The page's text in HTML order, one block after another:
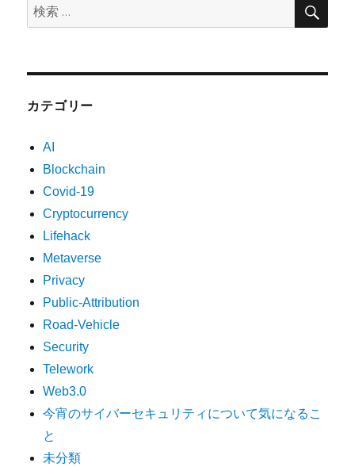
検
索:
カテゴリー
AI
Blockchain
Covid-19
Cryptocurrency
Lifehack
Metaverse
Privacy
Public-Attribution
Road-Vehicle
Security
Telework
Web3.0
今宵のサイバーセキュリティについて気になるこ
と
未分類